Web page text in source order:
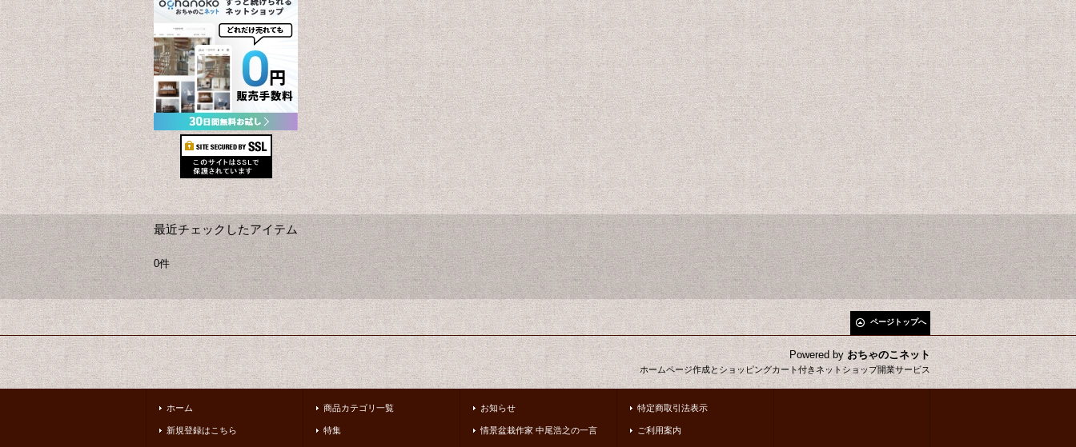
最近チェックしたアイテム
0件
ページトップへ
Powered byおちゃのこネット
ホームページ作成とショッピングカート付きネットショップ開業サービス
ホーム
新規登録はこちら
商品カテゴリ一覧
特集
お知らせ
情景盆栽作家 中尾浩之の一言
特定商取引法表示
ご利用案内